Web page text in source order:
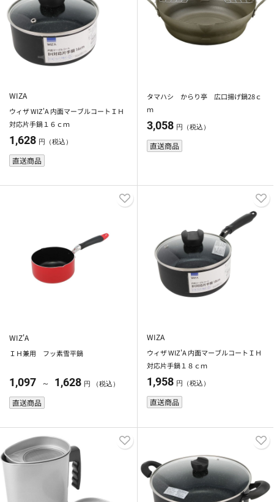
WIZA
ウィザ WIZ'A 内面マーブルコートＩＨ
対応片手鍋１６ｃｍ
1,628 円（税込）
直送商品
タマハシ からり亭 広口揚げ鍋28ｃ
ｍ
3,058 円（税込）
直送商品
WIZ'A
ＩＨ兼用 フッ素雪平鍋
1,097 ～ 1,628 円 （税込）
直送商品
WIZA
ウィザ WIZ'A 内面マーブルコートＩＨ
対応片手鍋１８ｃｍ
1,958 円（税込）
直送商品